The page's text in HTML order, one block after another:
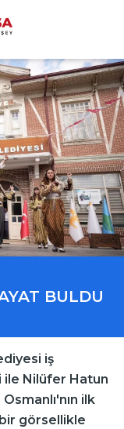
BULDU
iş
ile Nilüfer Hatun
ilk
görsellikle